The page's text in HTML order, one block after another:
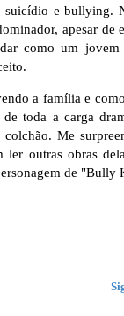
suicídio e bullying.
apesar
como um
a família e
de toda a carga
Me
outras obras
de "Bully